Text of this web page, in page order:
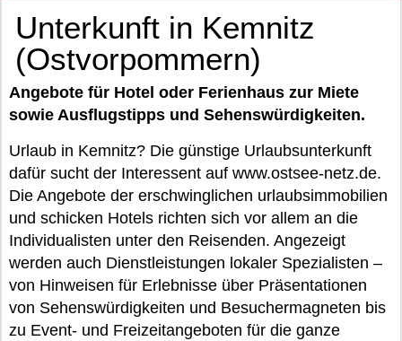
Unterkunft in Kemnitz
(Ostvorpommern)
Angebote für Hotel oder Ferienhaus zur Miete
sowie Ausflugstipps und Sehenswürdigkeiten.
Urlaub in Kemnitz? Die günstige Urlaubsunterkunft
dafür sucht der Interessent auf www.ostsee-netz.de.
Die Angebote der erschwinglichen urlaubsimmobilien
und schicken Hotels richten sich vor allem an die
Individualisten unter den Reisenden. Angezeigt
werden auch Dienstleistungen lokaler Spezialisten –
von Hinweisen für Erlebnisse über Präsentationen
von Sehenswürdigkeiten und Besuchermagneten bis
zu Event- und Freizeitangeboten für die ganze